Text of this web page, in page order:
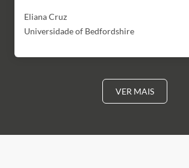
Eliana Cruz
Universidade of Bedfordshire
VER MAIS